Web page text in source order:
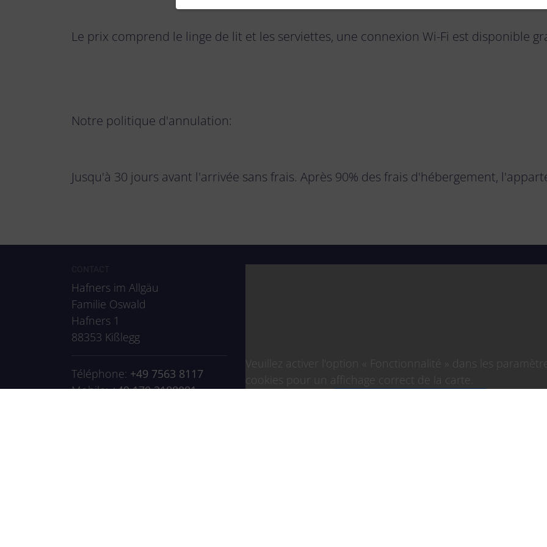
Le prix comprend le linge de lit et les serviettes, une connexion Wi-Fi est disponible
Notre politique d'annulation:
Jusqu'à 30 jours avant l'arrivée sans frais. Après 90% des frais d'hébergement,
Hafners im Allgäu
Familie Oswald
Hafners 1
88353 Kißlegg
Téléphone: +49 7563 8117
Mobile:+49 170 3188081
Veuillez activer l'option « Fonctionnalité » dans les
cookies pour un affichage correct de la carte.